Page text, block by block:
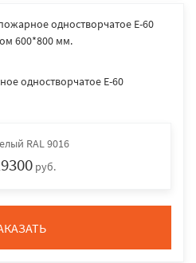
одностворчатое E-60
RAL 9016
руб.